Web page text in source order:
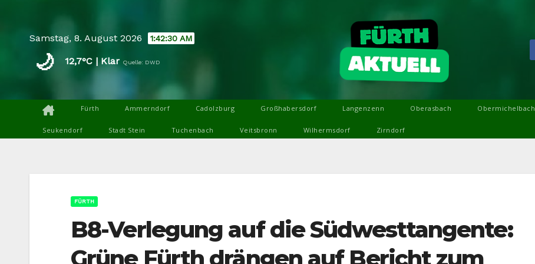
contentSamstag, 8. August 2026 1:42:31 AM
🌙 12,7°C | Klar Quelle: DWD
Fürth Ammerndorf Cadolzburg Großhabersdorf Langenzenn Oberasbach Obermichelbach
Seukendorf Stadt Stein Tuchenbach Veitsbronn Wilhermsdorf Zirndorf
FÜRTH
B8-Verlegung auf die Südwesttangente: